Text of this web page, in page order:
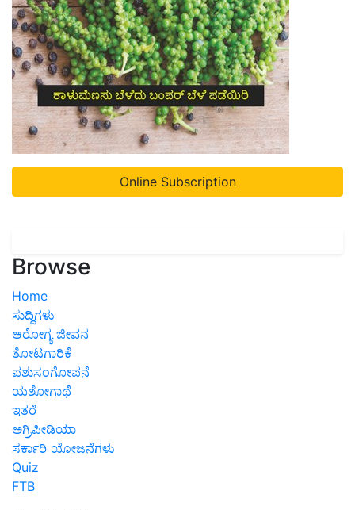
Home
ಸುದ್ದಿಗಳು
ಆರೋಗ್ಯ ಜೀವನ
ತೋಟಗಾರಿಕೆ
ಪಶುಸಂಗೋಪನೆ
ಯಶೋಗಾಥೆ
ಇತರೆ
ಅಗ್ರಿಪೀಡಿಯಾ
ಸರ್ಕಾರಿ ಯೋಜನೆಗಳು
Quiz
FTB